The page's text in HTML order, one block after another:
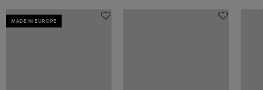
MADE IN EUROPE